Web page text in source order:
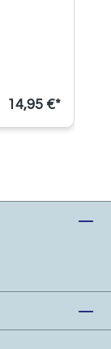
14,95 €*